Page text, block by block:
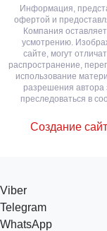
Информация,
офертой и
Компания
усмотрению.
сайте, могут
распространение,
использование
разрешения автора
преследоваться в
Создание
Viber
Telegram
WhatsApp